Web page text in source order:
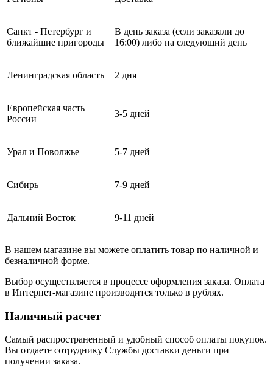
Санкт - Петербург и
ближайшие пригороды
В день заказа (если заказали до
16:00) либо на следующий день
Ленинградская область 2 дня
Европейская часть
России
3-5 дней
Урал и Поволжье 5-7 дней
Сибирь 7-9 дней
Дальний Восток 9-11 дней
В нашем магазине вы можете оплатить товар по наличной и
безналичной форме.
Выбор осуществляется в процессе оформления заказа. Оплата
в Интернет-магазине производится только в рублях.
Наличный расчет
Самый распространенный и удобный способ оплаты покупок.
Вы отдаете сотруднику Службы доставки деньги при
получении заказа.